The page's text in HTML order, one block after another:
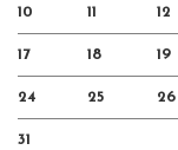
10 11 12
17 18 19
24 25 26
31